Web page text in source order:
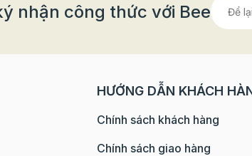
nhận công thức với Bee
HƯỚNG DẪN KHÁCH
Chính sách khách hàng
Chính sách giao hàng